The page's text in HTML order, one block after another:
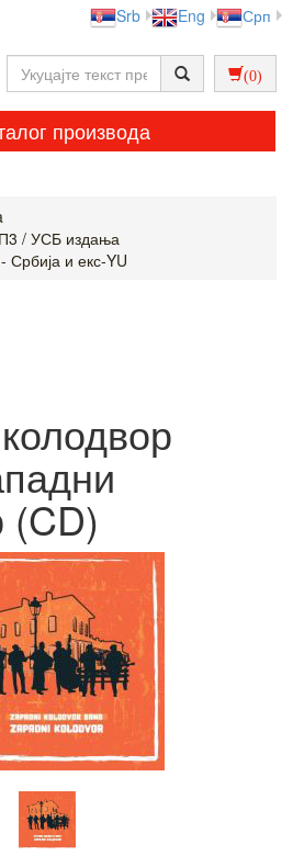
Srb Eng Срп
(0)
производа
/ УСБ издања
Србија и екс-YU
(CD)